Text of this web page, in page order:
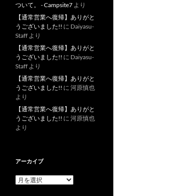
ついて。 - Campsite7 より
【通常営業へ復帰】ありがと
うございました!! に Daiyasu-
Staff より
【通常営業へ復帰】ありがと
うございました!! に Daiyasu-
Staff より
【通常営業へ復帰】ありがと
うございました!! に 河原慎也
より
【通常営業へ復帰】ありがと
うございました!! に 河原慎也
より
アーカイブ
ア